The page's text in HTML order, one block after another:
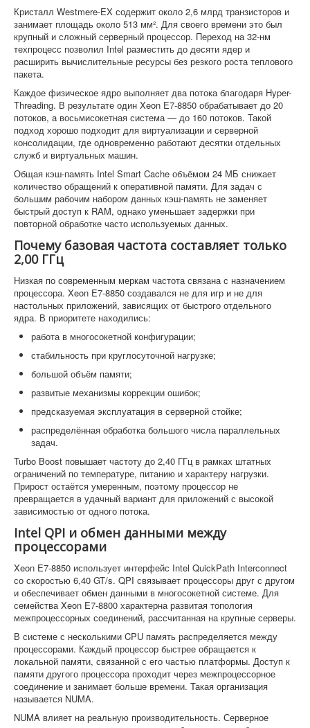
Кристалл Westmere-EX содержит около 2,6 млрд транзисторов и
занимает площадь около 513 мм². Для своего времени это был
крупный и сложный серверный процессор. Переход на 32-нм
техпроцесс позволил Intel разместить до десяти ядер и
расширить вычислительные ресурсы без резкого роста теплового
пакета.
Каждое физическое ядро выполняет два потока благодаря Hyper-
Threading. В результате один Xeon E7-8850 обрабатывает до 20
потоков, а восьмисокетная система — до 160 потоков. Такой
подход хорошо подходит для виртуализации и серверной
консолидации, где одновременно работают десятки отдельных
служб и виртуальных машин.
Общая кэш-память Intel Smart Cache объёмом 24 МБ снижает
количество обращений к оперативной памяти. Для задач с
большим рабочим набором данных кэш-память не заменяет
быстрый доступ к RAM, однако уменьшает задержки при
повторной обработке часто используемых данных.
Почему базовая частота составляет только
2,00 ГГц
Низкая по современным меркам частота связана с назначением
процессора. Xeon E7-8850 создавался не для игр и не для
настольных приложений, зависящих от быстрого отдельного
ядра. В приоритете находились:
работа в многосокетной конфигурации;
стабильность при круглосуточной нагрузке;
большой объём памяти;
развитые механизмы коррекции ошибок;
предсказуемая эксплуатация в серверной стойке;
распределённая обработка большого числа параллельных
задач.
Turbo Boost повышает частоту до 2,40 ГГц в рамках штатных
ограничений по температуре, питанию и характеру нагрузки.
Прирост остаётся умеренным, поэтому процессор не
превращается в удачный вариант для приложений с высокой
зависимостью от одного потока.
Intel QPI и обмен данными между
процессорами
Xeon E7-8850 использует интерфейс Intel QuickPath Interconnect
со скоростью 6,40 GT/s. QPI связывает процессоры друг с другом
и обеспечивает обмен данными в многосокетной системе. Для
семейства Xeon E7-8800 характерна развитая топология
межпроцессорных соединений, рассчитанная на крупные серверы.
В системе с несколькими CPU память распределяется между
процессорами. Каждый процессор быстрее обращается к
локальной памяти, связанной с его частью платформы. Доступ к
памяти другого процессора проходит через межпроцессорное
соединение и занимает больше времени. Такая организация
называется NUMA.
NUMA влияет на реальную производительность. Серверное